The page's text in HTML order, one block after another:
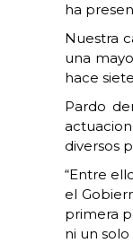
ha
Nuestra
una
hace
Pardo
diversos
“Entre
el
primera
ni un solo